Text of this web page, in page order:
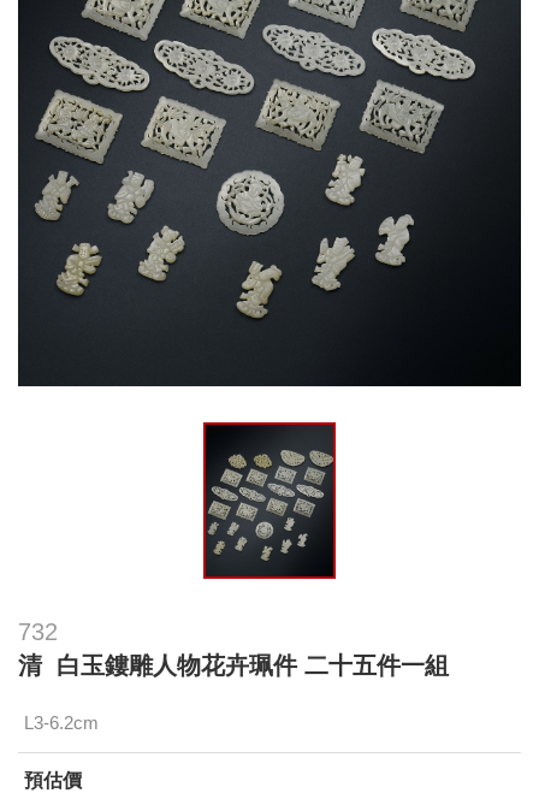
732
清 白玉鏤雕人物花卉珮件 二十五件一組
L3-6.2cm
預估價